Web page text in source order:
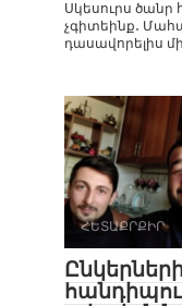
Սկեսուրս ծանր
չգիտեինք․
դասավորելիս
ՀԵՏԱՔՐՔԻՐ